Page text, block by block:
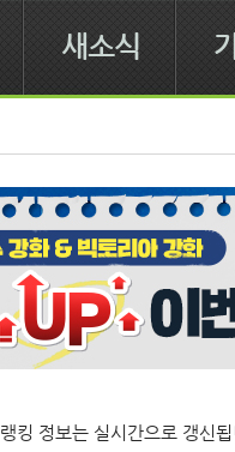
새소식
랭킹 정보는 실시간으로 갱신